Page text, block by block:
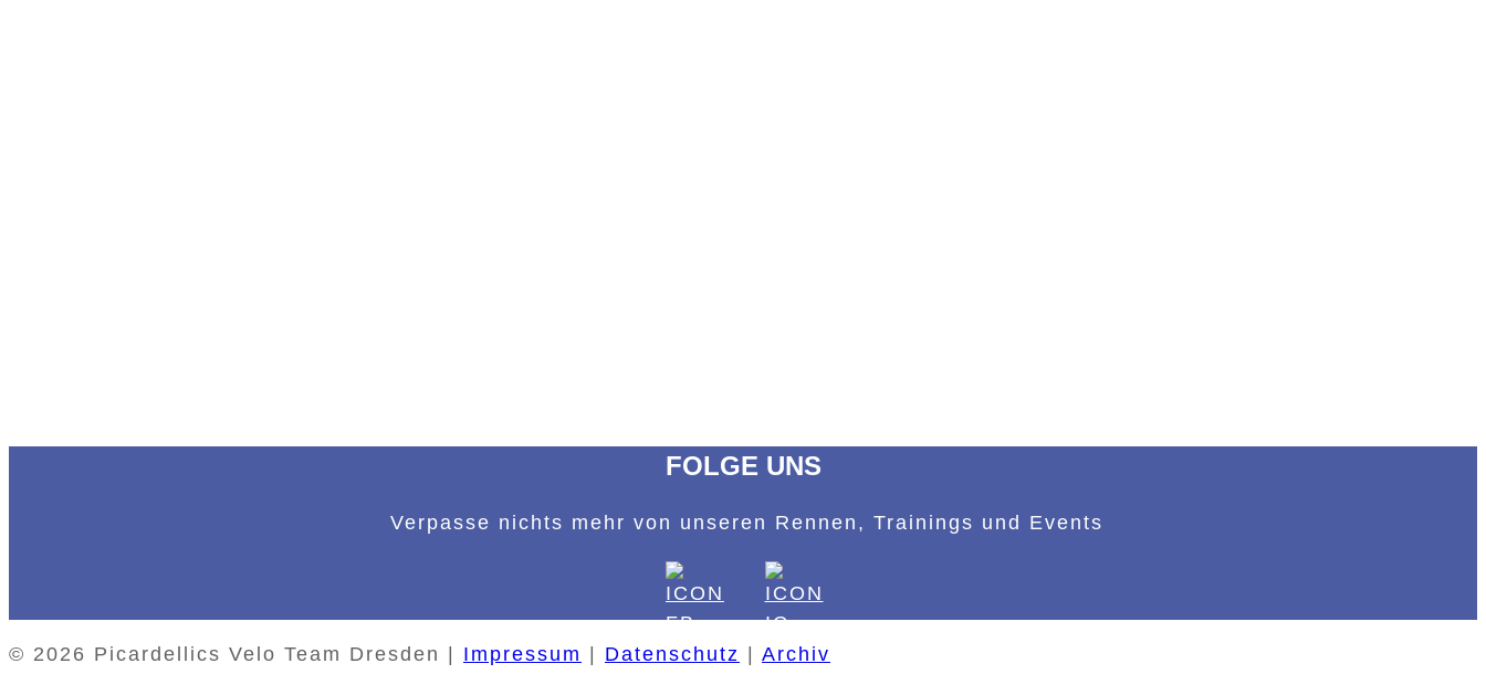
FOLGE UNS
Verpasse nichts mehr von unseren Rennen, Trainings und Events
© 2026 Picardellics Velo Team Dresden | Impressum | Datenschutz | Archiv